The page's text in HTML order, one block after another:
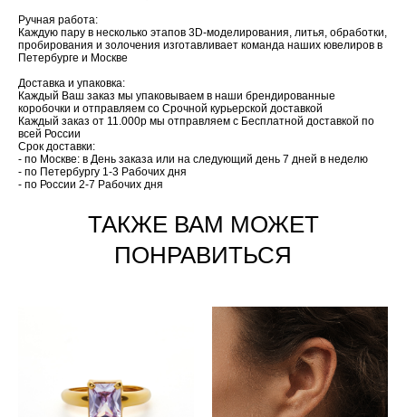
Ручная работа:​
Каждую пару в несколько этапов 3D-моделирования, литья, обработки,
пробирования и золочения изготавливает команда наших ювелиров в
Петербурге и Москве
Доставка и упаковка:
Каждый Ваш заказ мы упаковываем в наши брендированные
коробочки и отправляем со Срочной курьерской доставкой
Каждый заказ от 11.000р мы отправляем с Бесплатной доставкой по
всей России
Срок доставки:
- по Москве: в День заказа или на следующий день 7 дней в неделю
- по Петербургу 1-3 Рабочих дня
- по России 2-7 Рабочих дня
ТАКЖЕ ВАМ МОЖЕТ
ПОНРАВИТЬСЯ